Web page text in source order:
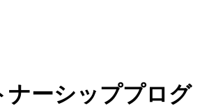
ナーシッププログ